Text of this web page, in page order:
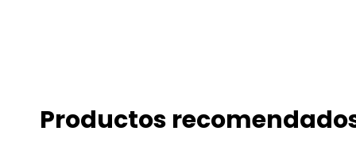
Productos